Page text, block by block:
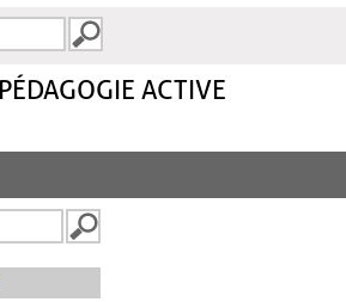
ACTIVE